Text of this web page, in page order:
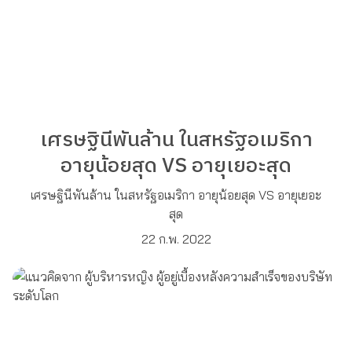
เศรษฐินีพันล้าน ในสหรัฐอเมริกา
อายุน้อยสุด VS อายุเยอะสุด
เศรษฐินีพันล้าน ในสหรัฐอเมริกา อายุน้อยสุด VS อายุเยอะ
สุด
22 ก.พ. 2022